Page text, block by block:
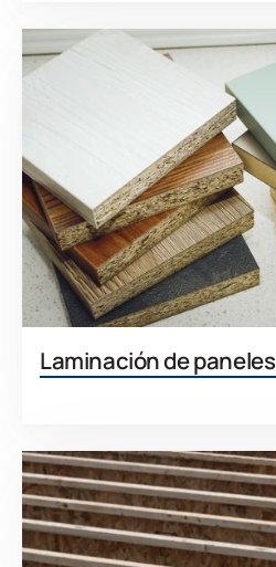
Laminación de paneles